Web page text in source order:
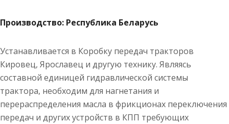
Производство: Республика Беларусь
Устанавливается в Коробку передач тракторов
Кировец, Ярославец и другую технику. Являясь
составной единицей гидравлической системы
трактора, необходим для нагнетания и
перераспределения масла в фрикционах переключения
передач и других устройств в КПП требующих